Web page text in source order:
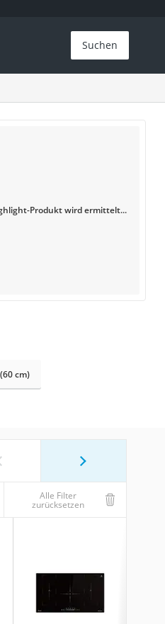
Suchen
Produkt wird ermittelt...
cm)
Alle Filter
zurücksetzen